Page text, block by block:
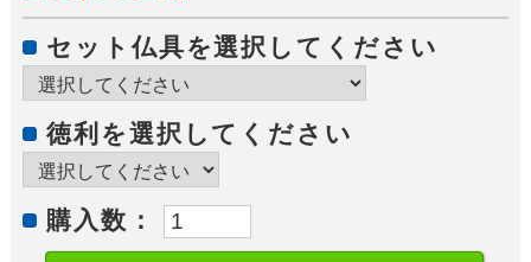
セット仏具を選択してください
徳利を選択してください
購入数：